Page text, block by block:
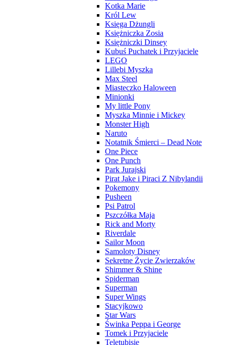
Kotka Marie
Król Lew
Księga Dżungli
Księżniczka Zosia
Księżniczki Dinsey
Kubuś Puchatek i Przyjaciele
LEGO
Lillebi Myszka
Max Steel
Miasteczko Haloween
Minionki
My little Pony
Myszka Minnie i Mickey
Monster High
Naruto
Notatnik Śmierci – Dead Note
One Piece
One Punch
Park Jurajski
Pirat Jake i Piraci Z Nibylandii
Pokemony
Pusheen
Psi Patrol
Pszczółka Maja
Rick and Morty
Riverdale
Sailor Moon
Samoloty Disney
Sekretne Życie Zwierzaków
Shimmer & Shine
Spiderman
Superman
Super Wings
Stacyjkowo
Star Wars
Świnka Peppa i George
Tomek i Przyjaciele
Teletubisie